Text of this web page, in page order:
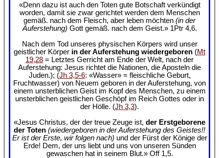
«Denn dazu ist auch den Toten gute Botschaft verkündigt
worden, damit sie zwar gerichtet werden dem Menschen
gemäß. nach dem Fleisch, aber leben möchten (in der
Auferstehung) Gott gemäß. nach dem Geist.» 1Ptr 4,6.
Nach dem Tod unseres physischen Körpers wird unser
geistlicher Körper in der Auferstehung wiedergeboren (Mt
19,28 = Letztes Gerricht am Ende der Welt, nach der
Auferstehung: Jesus richtet die Nationen, die Aposteln die
Juden.); (Jh 3,5-6: «Wasser» = fleischliche Geburt,
Fruchtwasser) von Neuem geboren in der Auferstehung, von
einem unsterblichen Geist im Kopf des Menschen, zu einem
unsterblichen geistlichen Geschöpf im Reich Gottes oder in
der Hölle. (Jh 3,3).
«Jesus Christus, der der treue Zeuge ist, der Erstgeborene
der Toten (wiedergeboren in der Auferstehung des Geistes!!
Er ist der Erste, wir folgen nach) und der Fürst der Könige der
Erde! Dem, der uns liebt und uns von unseren Sünden
gewaschen hat in seinem Blut.» Off 1,5.